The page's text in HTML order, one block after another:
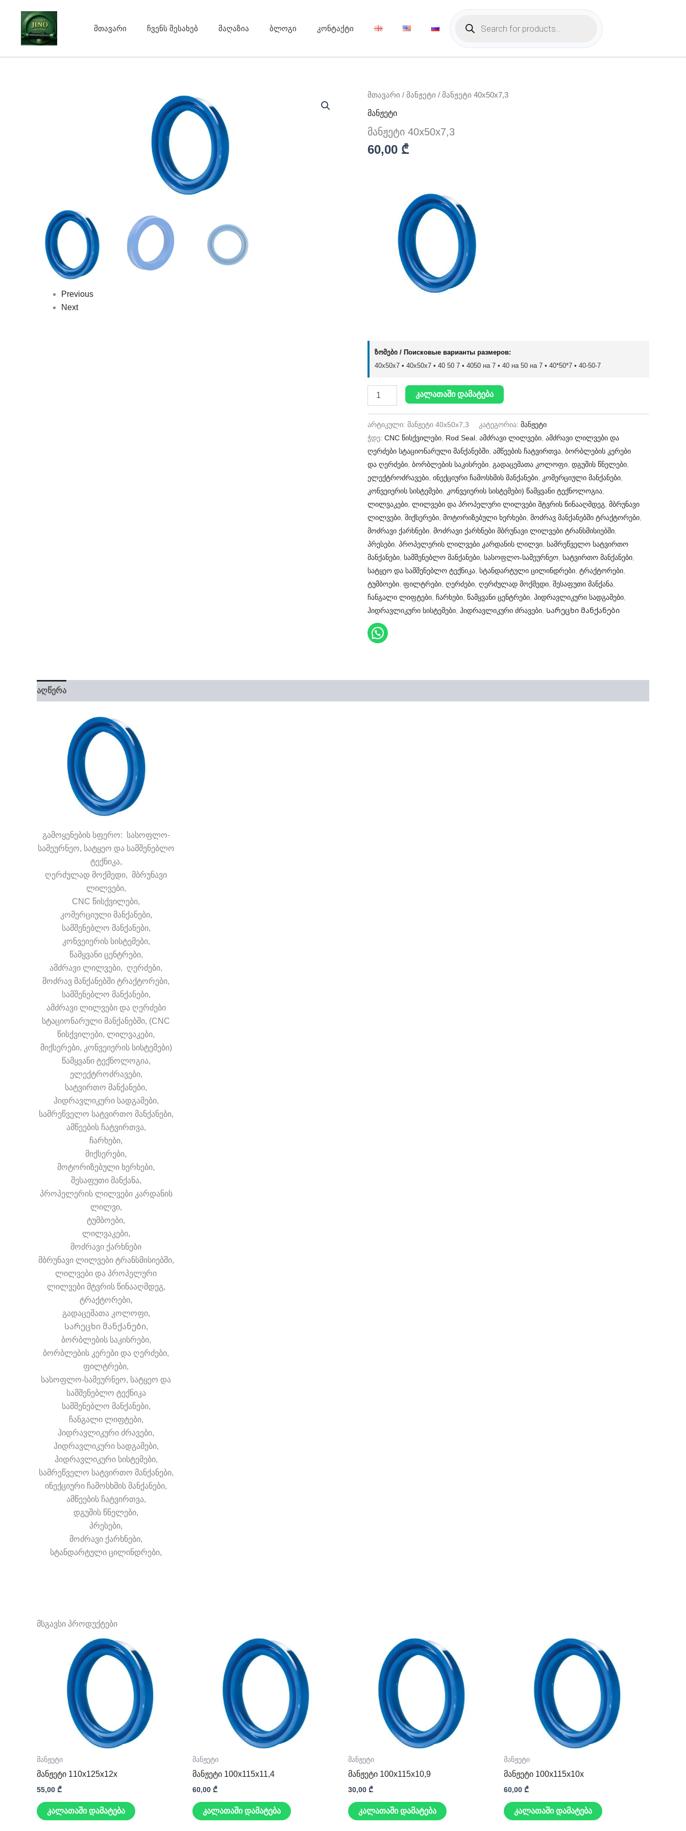
content
მთავარი ჩვენს შესახებ მაღაზია ბლოგი კონტაქტი
Products
search
Previous
Next
მთავარი / მანჟეტი / მანჟეტი 40x50x7,3
მანჟეტი
მანჟეტი 40x50x7,3
60,00 ₾
ზომები / Поисковые варианты размеров:
40x50x7 • 40х50х7 • 40 50 7 • 4050 на 7 • 40 на 50 на 7 • 40*50*7 • 40-50-7
რაოდენობა:
40x50x7,3
კალათაში დამატება
არტიკული: მანჟეტი 40x50x7,3 კატეგორია: მანჟეტი
ჭდე: CNC წისქვილები Rod Seal ამძრავი ლილვები ამძრავი ლილვები და
ღერძები სტაციონარული მანქანებში ამწეების ჩატვირთვა ბორბლების კერები
და ღერძები ბორბლების საკისრები გადაცემათა კოლოფი დგუშის წნელები
ელექტროძრავები ინექციური ჩამოსხმის მანქანები კომერციული მანქანები
კონვეიერის სისტემები კონვეიერის სისტემები) წამყვანი ტექნოლოგია
ლილვაკები ლილვები და პროპელური ლილვები მტვრის წინააღმდეგ მბრუნავი
ლილვები მიქსერები მოტორიზებული ხერხები მოძრავ მანქანებში ტრაქტორები
მოძრავი ქარხნები მოძრავი ქარხნები მბრუნავი ლილვები ტრანსმისიებში
პრესები პროპელერის ლილვები კარდანის ლილვი სამრეწველო სატვირთო
მანქანები სამშენებლო მანქანები სასოფლო-სამეურნეო სატვირთო მანქანები
სატყეო და სამშენებლო ტექნიკა სტანდარტული ცილინდრები ტრაქტორები
ტუმბოები ფილტრები ღერძები ღერძულად მოქმედი შესაფუთი მანქანა
ჩანგალი ლიფტები ჩარხები წამყვანი ცენტრები ჰიდრავლიკური სადგამები
ჰიდრავლიკური სისტემები ჰიდრავლიკური ძრავები Სარეცხი მანქანები
აღწერა
გამოყენების სფერო: სასოფლო-
სამეურნეო, სატყეო და სამშენებლო
ტექნიკა,
ღერძულად მოქმედი, მბრუნავი
ლილვები,
CNC წისქვილები,
კომერციული მანქანები,
სამშენებლო მანქანები,
კონვეიერის სისტემები,
წამყვანი ცენტრები,
ამძრავი ლილვები, ღერძები,
მოძრავ მანქანებში ტრაქტორები,
სამშენებლო მანქანები,
ამძრავი ლილვები და ღერძები
სტაციონარული მანქანებში, (CNC
წისქვილები, ლილვაკები,
მიქსერები, კონვეიერის სისტემები)
წამყვანი ტექნოლოგია,
ელექტროძრავები,
სატვირთო მანქანები,
ჰიდრავლიკური სადგამები,
სამრეწველო სატვირთო მანქანები,
ამწეების ჩატვირთვა,
ჩარხები,
მიქსერები,
მოტორიზებული ხერხები,
შესაფუთი მანქანა,
პროპელერის ლილვები კარდანის
ლილვი,
ტუმბოები,
ლილვაკები,
მოძრავი ქარხნები
მბრუნავი ლილვები ტრანსმისიებში,
ლილვები და პროპელური
ლილვები მტვრის წინააღმდეგ,
ტრაქტორები,
გადაცემათა კოლოფი,
Სარეცხი მანქანები,
ბორბლების საკისრები,
ბორბლების კერები და ღერძები,
ფილტრები,
სასოფლო-სამეურნეო, სატყეო და
სამშენებლო ტექნიკა
სამშენებლო მანქანები,
ჩანგალი ლიფტები,
ჰიდრავლიკური ძრავები,
ჰიდრავლიკური სადგამები,
ჰიდრავლიკური სისტემები,
სამრეწველო სატვირთო მანქანები,
ინექციური ჩამოსხმის მანქანები,
ამწეების ჩატვირთვა,
დგუშის წნელები,
პრესები,
მოძრავი ქარხნები,
სტანდარტული ცილინდრები,
მსგავსი პროდუქტები
მანჟეტი
მანჟეტი 110x125x12x
55,00 ₾
კალათაში დამატება
მანჟეტი
მანჟეტი 100x115x11,4
60,00 ₾
კალათაში დამატება
მანჟეტი
მანჟეტი 100x115x10,9
30,00 ₾
კალათაში დამატება
მანჟეტი
მანჟეტი 100x115x10x
60,00 ₾
კალათაში დამატება